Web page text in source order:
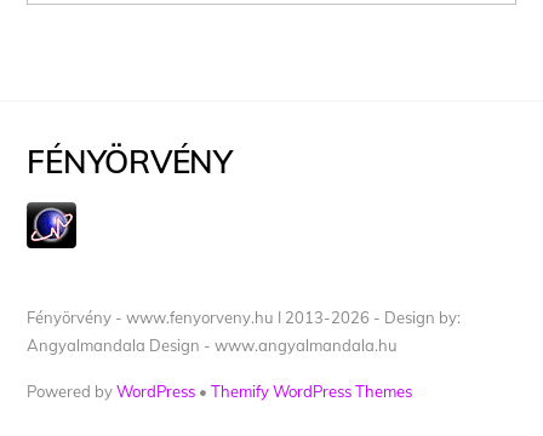
FÉNYÖRVÉNY
Fényörvény - www.fenyorveny.hu I 2013-2026 - Design by:
Angyalmandala Design - www.angyalmandala.hu
Powered byWordPress •Themify WordPress Themes